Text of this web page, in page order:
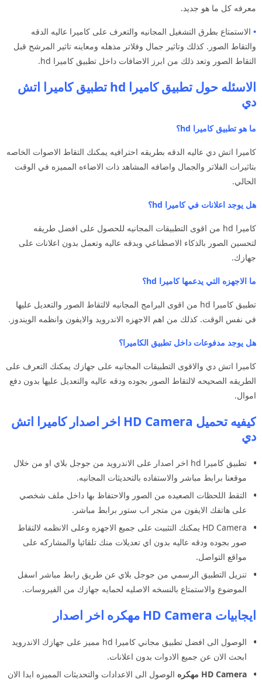
معرفه كل ما هو جديد.
• الاستمتاع بطرق التشغيل المجانيه والتعرف على كاميرا عاليه الدقه
والتقاط الصور. كذلك وتاثير جمال وفلاتر مذهله ومعاينه تاثير المرشح قبل
التقاط الصور وتعد ذلك من ابرز الاضافات داخل تطبيق كاميرا hd.
الاسئله حول تطبيق كاميرا hd تطبيق كاميرا اتش
دي
ما هو تطبيق كاميرا hd؟
كاميرا اتش دي عاليه الدقه بطريقه احترافيه يمكنك التقاط الاصوات الخاصه
بتاثيرات الفلاتر والجمال واضافه المشاهد ذات الاضاءه المميزه في الوقت
الحالي.
هل يوجد اعلانات في كاميرا hd؟
كاميرا hd من اقوى التطبيقات المجانيه للحصول على افضل طريقه
لتحسين الصور بالذكاء الاصطناعي وبدقه عاليه وتعمل بدون اعلانات على
جهازك.
ما الاجهزه التي يدعمها كاميرا hd؟
تطبيق كاميرا hd من اقوى البرامج المجانيه لالتقاط الصور والتعديل عليها
في نفس الوقت. كذلك من اهم الاجهزه الاندرويد والايفون وانظمه الويندوز.
هل يوجد مدفوعات داخل تطبيق الكاميرا؟
كاميرا اتش دي والاقوى التطبيقات المجانيه على جهازك يمكنك التعرف على
الطريقه الصحيحه لالتقاط الصور بجوده ودقه عاليه والتعديل عليها بدون دفع
اموال.
كيفيه تحميل HD Camera اخر اصدار كاميرا اتش
دي
تطبيق كاميرا hd اخر اصدار على الاندرويد من جوجل بلاي او من خلال
موقعنا برابط مباشر والاستفاده بالتحديثات المجانيه.
التقط اللحظات الصعيده من الصور والاحتفاظ بها داخل ملف شخصي
على هاتفك الايفون من متجر اب ستور برابط مباشر.
HD Camera يمكنك التثبيت على جميع الاجهزه وعلى الانظمه لالتقاط
صور بجوده ودقه عاليه بدون اي تعديلات منك تلقائيا والمشاركه على
مواقع التواصل.
تنزيل التطبيق الرسمي من جوجل بلاي عن طريق رابط مباشر اسفل
الموضوع والاستمتاع بالنسخه الاصليه لحمايه جهازك من الفيروسات.
ايجابيات HD Camera مهكره اخر اصدار
الوصول الى افضل تطبيق مجاني كاميرا hd مميز على جهازك الاندرويد
ابحث الان عن جميع الادوات بدون اعلانات.
HD Camera مهكره
الوصول الى الاعدادات والتحديثات المميزه ابدا الان